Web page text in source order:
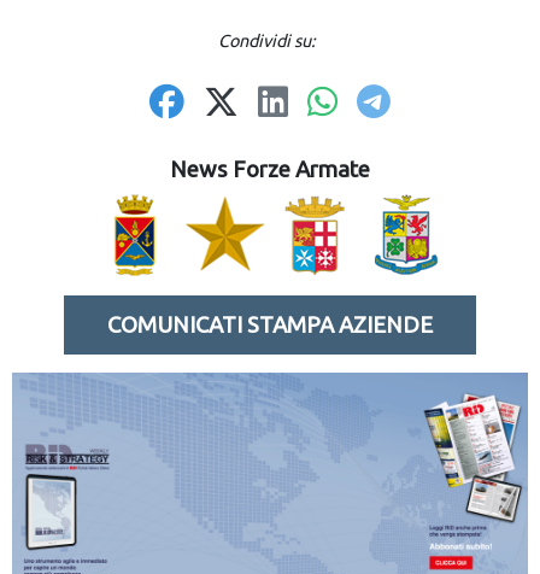
Condividi su:
News Forze Armate
COMUNICATI STAMPA AZIENDE